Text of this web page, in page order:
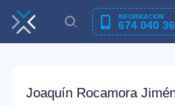
INFORMACIÓN
674 040
Joaquín Rocamora